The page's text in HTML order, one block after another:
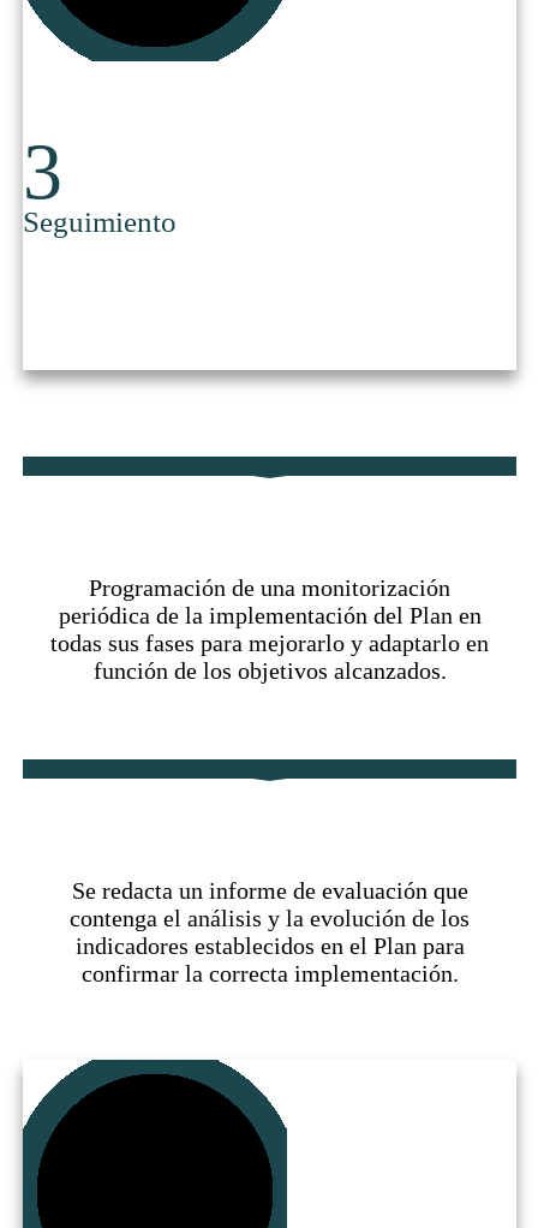
​3
​Seguimiento
​Programación de una monitorización
periódica de la implementación del Plan en
todas sus fases para mejorarlo y adaptarlo en
función de los objetivos alcanzados.
​​​Se redacta un informe de evaluación que
contenga el análisis y la evolución de los
indicadores establecidos en el Plan para
confirmar la correcta implementación.